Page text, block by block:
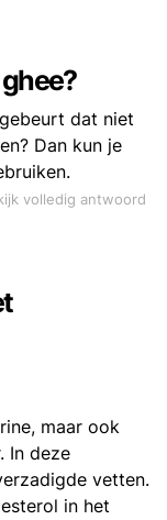
dat niet
Dan kun je
volledig antwoord
maar ook
In deze
vetten.
in het